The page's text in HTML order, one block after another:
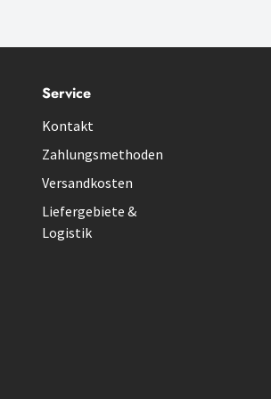
Service
Kontakt
Zahlungsmethoden
Versandkosten
Liefergebiete &
Logistik